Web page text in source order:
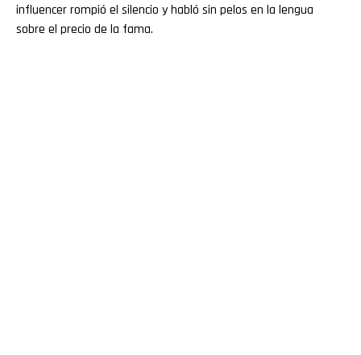
influencer rompió el silencio y habló sin pelos en la lengua
sobre el precio de la fama.